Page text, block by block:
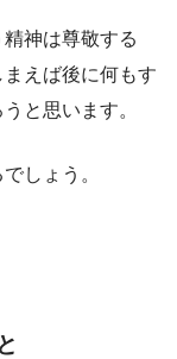
神は尊敬する
えば後に何もす
と思います。
しょう。